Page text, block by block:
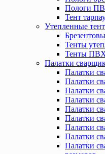
Пологи
Тент
Утепленные
Тенты
Тенты
Палатки
Палатки
Палатки
Палатки
Палатки
Палатки
Палатки
Палатки
Палатки
Палатки